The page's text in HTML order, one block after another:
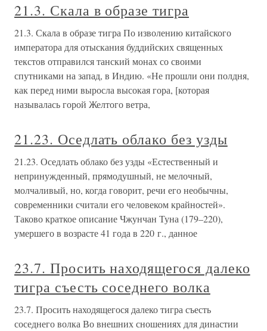
21.3. Скала в образе тигра
21.3. Скала в образе тигра По изволению китайского
императора для отыскания буддийских священных
текстов отправился танский монах со своими
спутниками на запад, в Индию. «Не прошли они полдня,
как перед ними выросла высокая гора, [которая
называлась горой Желтого ветра,
21.23. Оседлать облако без узды
21.23. Оседлать облако без узды «Естественный и
непринужденный, прямодушный, не мелочный,
молчаливый, но, когда говорит, речи его необычны,
современники считали его человеком крайностей».
Таково краткое описание Чжунчан Туна (179–220),
умершего в возрасте 41 года в 220 г., данное
23.7. Просить находящегося далеко
тигра съесть соседнего волка
23.7. Просить находящегося далеко тигра съесть
соседнего волка Во внешних сношениях для династии